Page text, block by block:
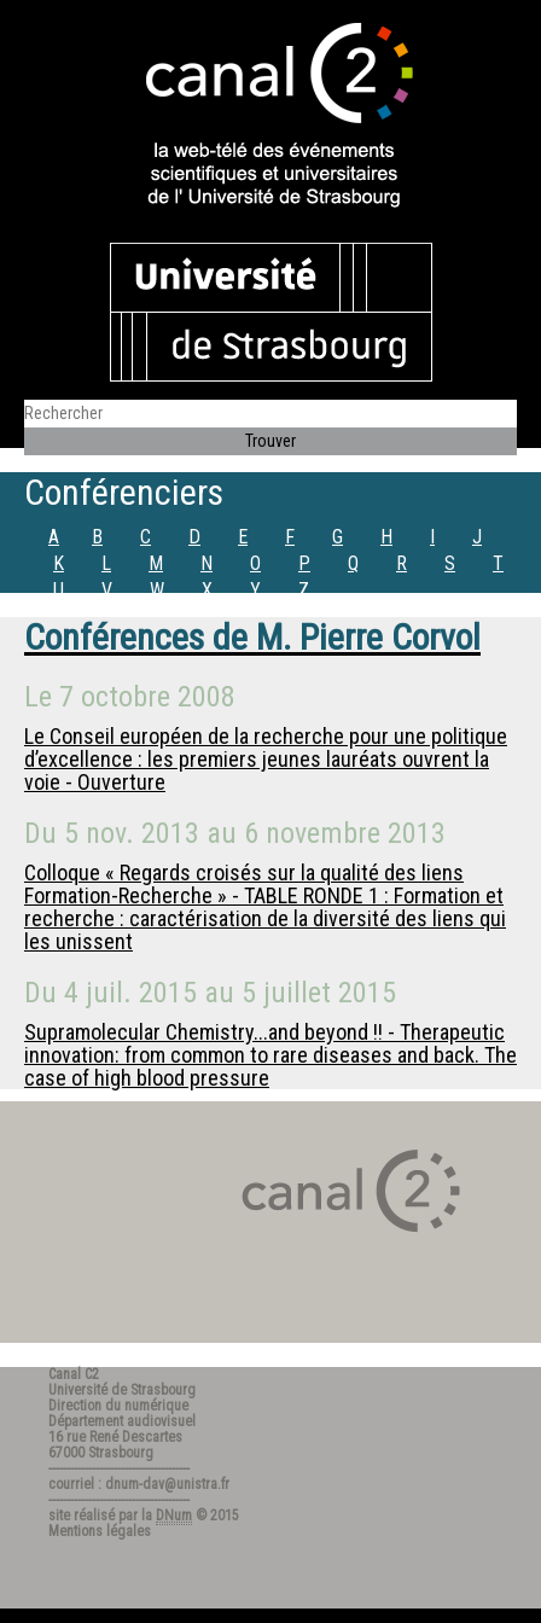
Conférenciers
A B C D E F G H I
J
K
L M N O P Q R S
T
U
V W X Y Z
Conférences de M. Pierre Corvol
Le 7 octobre 2008
Le Conseil européen de la recherche pour une politique
d’excellence : les premiers jeunes lauréats ouvrent la
voie - Ouverture
Du 5 nov. 2013 au 6 novembre 2013
Colloque « Regards croisés sur la qualité des liens
Formation-Recherche » - TABLE RONDE 1 : Formation et
recherche : caractérisation de la diversité des liens qui
les unissent
Du 4 juil. 2015 au 5 juillet 2015
Supramolecular Chemistry...and beyond !! - Therapeutic
innovation: from common to rare diseases and back. The
case of high blood pressure
Canal C2
Université de Strasbourg
Direction du numérique
Département audiovisuel
16 rue René Descartes
67000 Strasbourg
---------------------------------------
courriel : dnum-dav@unistra.fr
---------------------------------------
site réalisé par la DNum © 2015
Mentions légales